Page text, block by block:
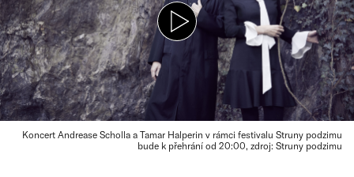
Koncert Andrease Scholla a Tamar Halperin v rámci festivalu Struny podzimu
bude k přehrání od 20:00, zdroj: Struny podzimu